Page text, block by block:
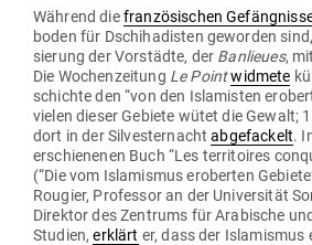
Während diefran­zö­si­schen
boden für Dschi­ha­disten geworden
sierung der Vor­städte, der Ban­lieues,
Die Wochen­zeitung Le Pointwidmete
schichte den “von den Isla­misten
vielen dieser Gebiete wütet die Gewalt;
dort in der Sil­ves­ter­nachtabge­fa­ckelt.
erschie­nenen Buch “Les ter­ri­toires
(“Die vom Isla­mismus eroberten
Rougier, Pro­fessor an der Uni­ver­sität
Direktor des Zen­trums für Ara­bische
Studien,erklärt er, dass der Isla­mismus